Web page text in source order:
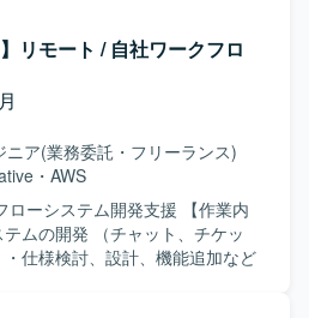
なポジションも担っていただく
リモート / 自社ワークフロ
ニア(業務委託・フリーランス)
・ AWS
ローシステム開発支援 【作業内
ムの開発 （チャット、チケッ
仕様検討、設計、機能追加など